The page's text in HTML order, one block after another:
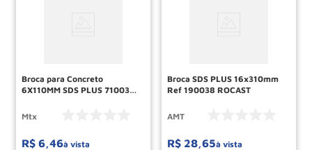
Broca para Concreto
6X110MM SDS PLUS 7100355
Mtx
R$ 6 46à vista
Broca SDS PLUS 16x310mm
Ref 190038 ROCAST
AMT
R$ 28 65à vista